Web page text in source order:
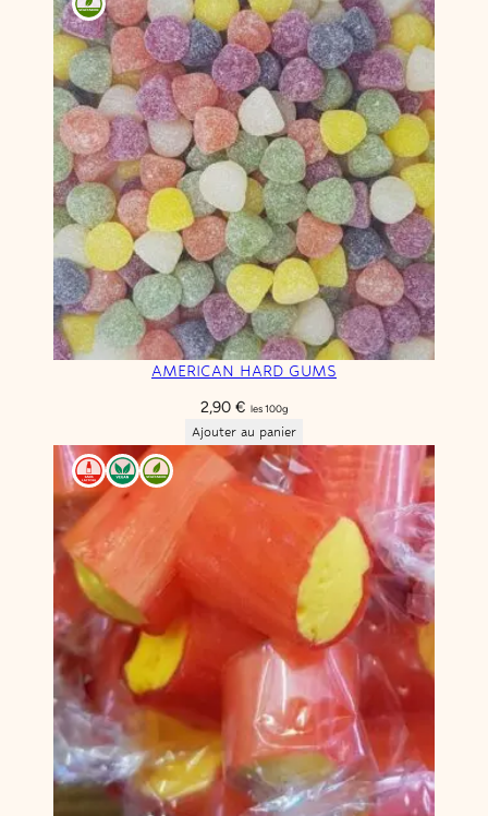
AMERICAN HARD GUMS
2,90 € les 100g
Ajouter au panier